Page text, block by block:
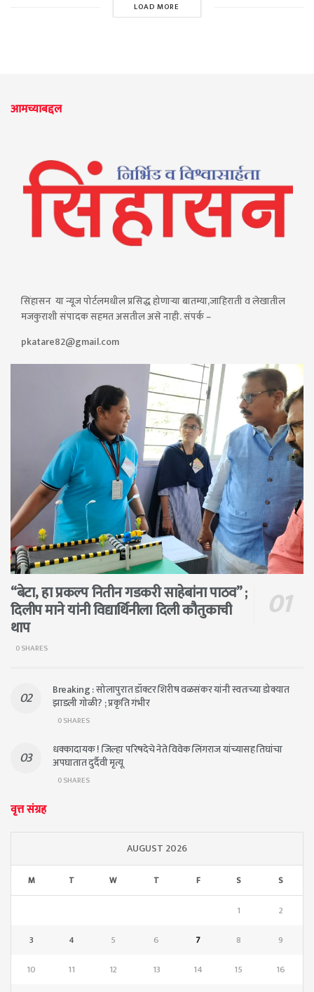
LOAD MORE
आमच्याबद्दल
सिंहासन या न्यूज पोर्टलमधील प्रसिद्ध होणाऱ्या बातम्या,जाहिराती व लेखातील
मजकुराशी संपादक सहमत असतील असे नाही. संपर्क –
pkatare82@gmail.com
“बेटा, हा प्रकल्प नितीन गडकरी साहेबांना पाठव” ;
दिलीप माने यांनी विद्यार्थिनीला दिली कौतुकाची
थाप
0 SHARES
Breaking : सोलापुरात डॉक्टर शिरीष वळसंकर यांनी स्वतःच्या डोक्यात
झाडली गोळी? ; प्रकृति गंभीर
0 SHARES
धक्कादायक ! जिल्हा परिषदेचे नेते विवेक लिंगराज यांच्यासह तिघांचा
अपघातात दुर्दैवी मृत्यू
0 SHARES
वृत्त संग्रह
AUGUST 2026
M T W T F S S
1
2
3
4 5 6 7 8
9
10
11 12 13 14 15
16